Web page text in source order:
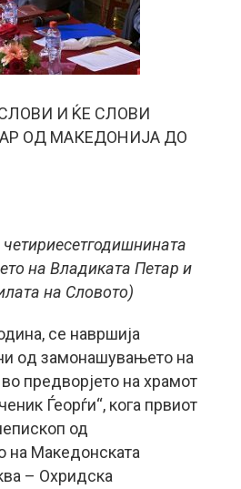
И ЌЕ СЛОВИ
ОД МАКЕДОНИЈА ДО
на Владиката Петар и
на Словото)
се навршија
oд замонашувањето на
предворјето на храмот
Ѓеорѓи“, кога првиот
од
на Македонската
– Охридска